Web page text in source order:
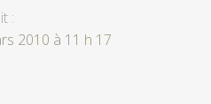
:
2010 à 11 h 17